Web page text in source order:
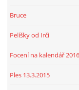
Bruce
Pelíšky od Irči
Focení na kalendář 2016
Ples 13.3.2015